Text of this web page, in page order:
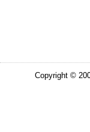
Copyright ©